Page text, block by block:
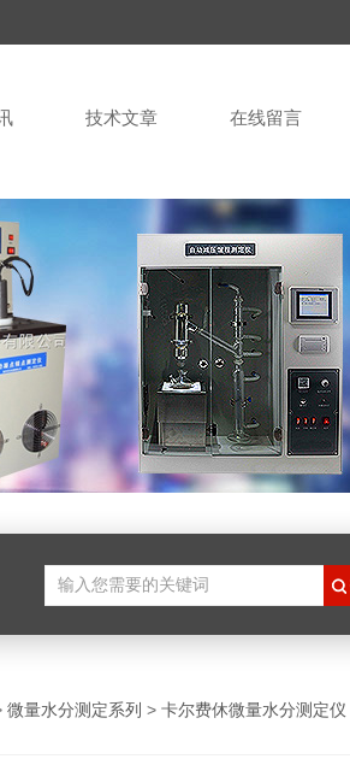
技术文章 在线留言
微量水分测定系列 > 卡尔费休微量水分测定仪